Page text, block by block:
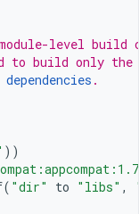
level
to build only
.
))
( "dir" to "libs" ,